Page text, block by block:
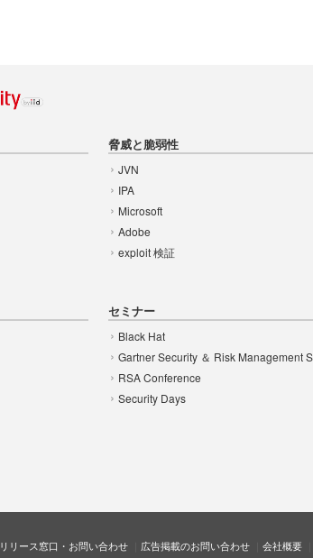
脅威と脆弱性
JVN
IPA
Microsoft
Adobe
exploit 検証
セミナー
Black Hat
Gartner Security ＆ Risk Management
RSA Conference
Security Days
リリース窓口・お問い合わせ 広告掲載のお問い合わせ 会社概要